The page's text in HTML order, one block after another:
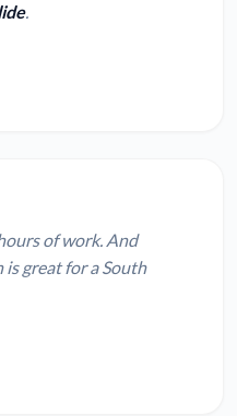
.
of work. And
great for a South